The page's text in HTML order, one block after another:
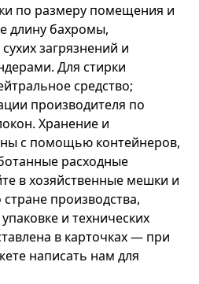
по размеру помещения и
длину бахромы,
загрязнений и
Для стирки
средство;
производителя по
Хранение и
с помощью контейнеров,
расходные
в хозяйственные мешки и
производства,
и технических
в карточках — при
написать нам для